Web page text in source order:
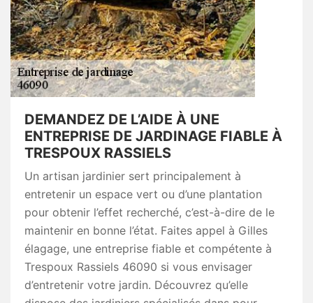
DEMANDEZ DE L’AIDE À UNE
ENTREPRISE DE JARDINAGE FIABLE À
TRESPOUX RASSIELS
Un artisan jardinier sert principalement à
entretenir un espace vert ou d’une plantation
pour obtenir l’effet recherché, c’est-à-dire de le
maintenir en bonne l’état. Faites appel à Gilles
élagage, une entreprise fiable et compétente à
Trespoux Rassiels 46090 si vous envisager
d’entretenir votre jardin. Découvrez qu’elle